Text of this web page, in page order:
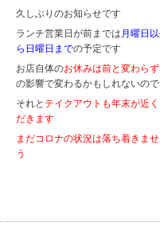
久しぶりのお知らせです
ランチ営業日が前までは 月曜日
ら日曜日までの予定です
お店自体のお休みは前と変わら
の影響で変わるかもしれないの
それと テイクアウトも年末が近
だきます
まだコロナの状況は落ち着きま
う